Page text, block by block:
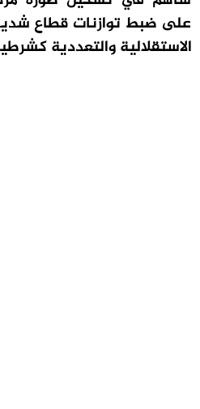
على ضبط توازنات قطاع
الاستقلالية والتعددية